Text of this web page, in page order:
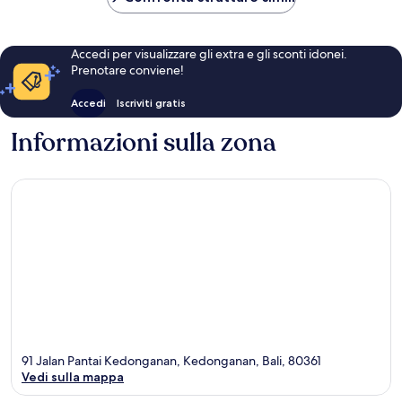
Accedi per visualizzare gli extra e gli sconti idonei.
Prenotare conviene!
Accedi Iscriviti gratis
Informazioni sulla zona
91 Jalan Pantai Kedonganan, Kedonganan, Bali, 80361
Vedi sulla mappa